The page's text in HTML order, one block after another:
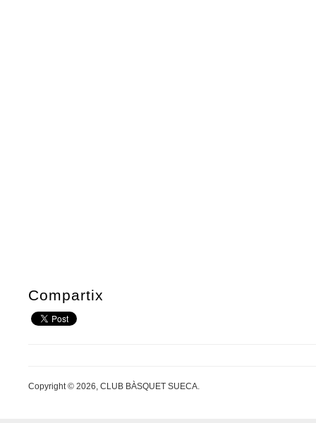
Compartix
Copyright © 2026, CLUB BÀSQUET SUECA.